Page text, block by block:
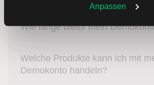
Weitere Infos auch in unserer
Anpassen
Wie lange bleibt mein
Welche Produkte kann ich mit
Demokonto handeln?